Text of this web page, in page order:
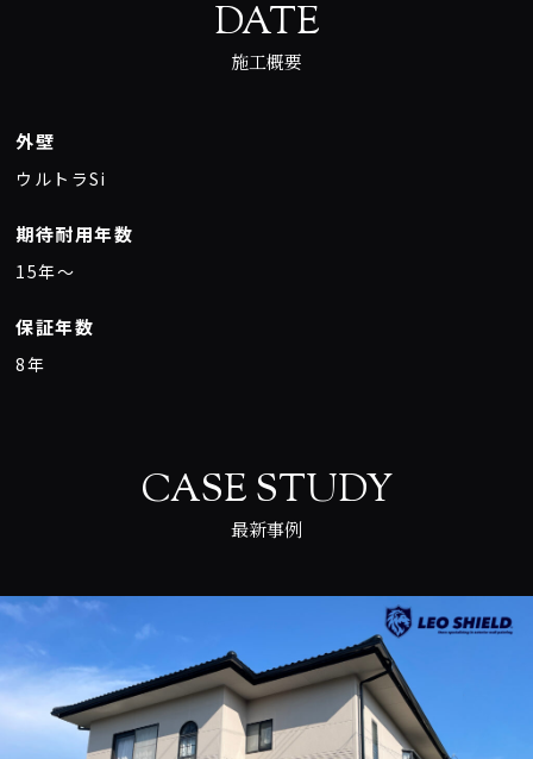
DATE
施工概要
外壁
ウルトラSi
期待耐用年数
15年〜
保証年数
8年
CASE STUDY
最新事例